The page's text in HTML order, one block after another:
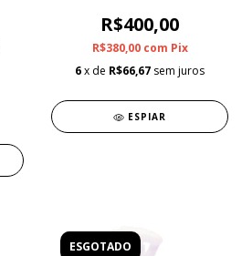
R$400,00
R$380,00 com Pix
6x de R$66,67 sem juros
ESPIAR
ESGOTADO